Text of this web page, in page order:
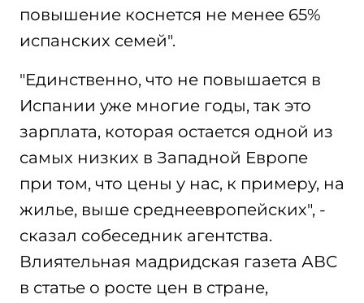
повышение коснется не менее 65%
испанских семей".
"Единственно, что не повышается в
Испании уже многие годы, так это
зарплата, которая остается одной из
самых низких в Западной Европе
при том, что цены у нас, к примеру, на
жилье, выше среднеевропейских", -
сказал собеседник агентства.
Влиятельная мадридская газета АВС
в статье о росте цен в стране,